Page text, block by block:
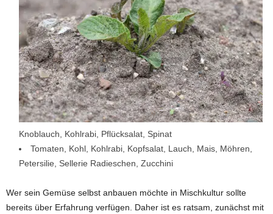
Knoblauch, Kohlrabi, Pflücksalat, Spinat
Tomaten, Kohl, Kohlrabi, Kopfsalat, Lauch, Mais, Möhren,
Petersilie, Sellerie Radieschen, Zucchini
Wer sein Gemüse selbst anbauen möchte in Mischkultur sollte
bereits über Erfahrung verfügen. Daher ist es ratsam, zunächst mit